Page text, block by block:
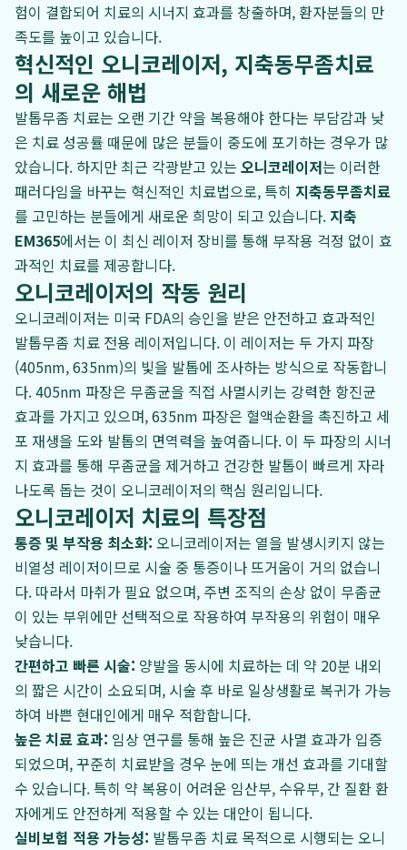
험이 결합되어 치료의 시너지 효과를 창출하며, 환자분들의 만
족도를 높이고 있습니다.
혁신적인 오니코레이저, 지축동무좀치료
의 새로운 해법
발톱무좀 치료는 오랜 기간 약을 복용해야 한다는 부담감과 낮
은 치료 성공률 때문에 많은 분들이 중도에 포기하는 경우가 많
았습니다. 하지만 최근 각광받고 있는 오니코레이저는 이러한
패러다임을 바꾸는 혁신적인 치료법으로, 특히 지축동무좀치료
를 고민하는 분들에게 새로운 희망이 되고 있습니다. 지축
EM365에서는 이 최신 레이저 장비를 통해 부작용 걱정 없이 효
과적인 치료를 제공합니다.
오니코레이저의 작동 원리
오니코레이저는 미국 FDA의 승인을 받은 안전하고 효과적인
발톱무좀 치료 전용 레이저입니다. 이 레이저는 두 가지 파장
(405nm, 635nm)의 빛을 발톱에 조사하는 방식으로 작동합니
다. 405nm 파장은 무좀균을 직접 사멸시키는 강력한 항진균
효과를 가지고 있으며, 635nm 파장은 혈액순환을 촉진하고 세
포 재생을 도와 발톱의 면역력을 높여줍니다. 이 두 파장의 시너
지 효과를 통해 무좀균을 제거하고 건강한 발톱이 빠르게 자라
나도록 돕는 것이 오니코레이저의 핵심 원리입니다.
오니코레이저 치료의 특장점
통증 및 부작용 최소화: 오니코레이저는 열을 발생시키지 않는
비열성 레이저이므로 시술 중 통증이나 뜨거움이 거의 없습니
다. 따라서 마취가 필요 없으며, 주변 조직의 손상 없이 무좀균
이 있는 부위에만 선택적으로 작용하여 부작용의 위험이 매우
낮습니다.
간편하고 빠른 시술: 양발을 동시에 치료하는 데 약 20분 내외
의 짧은 시간이 소요되며, 시술 후 바로 일상생활로 복귀가 가능
하여 바쁜 현대인에게 매우 적합합니다.
높은 치료 효과: 임상 연구를 통해 높은 진균 사멸 효과가 입증
되었으며, 꾸준히 치료받을 경우 눈에 띄는 개선 효과를 기대할
수 있습니다. 특히 약 복용이 어려운 임산부, 수유부, 간 질환 환
자에게도 안전하게 적용할 수 있는 대안이 됩니다.
실비보험 적용 가능성: 발톱무좀 치료 목적으로 시행되는 오니